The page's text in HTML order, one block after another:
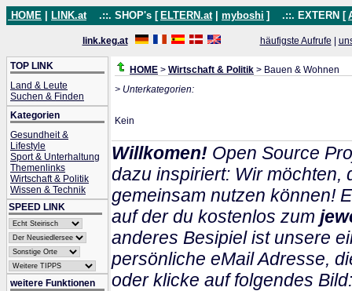
HOME LINK.at .::. SHOP's [ ELTERN.at myboshi ] .::. EXTERN [
link.keg.at häufigste Aufrufe
TOP LINK
Land & Leute
Suchen & Finden
Kategorien
Gesundheit &
Lifestyle
Sport & Unterhaltung
Themenlinks
Wirtschaft & Politik
Wissen & Technik
SPEED LINK
weitere Funktionen
HOME > Wirtschaft & Politik > Bauen & Wohnen
> Unterkategorien:
Kein
Willkomen! Open Source
dazu inspiriert: Wir möchten,
gemeinsam nutzen können!
auf der du kostenlos zum
anderes Besipiel ist unsere
persönliche eMail Adresse,
oder klicke auf folgendes Bild: